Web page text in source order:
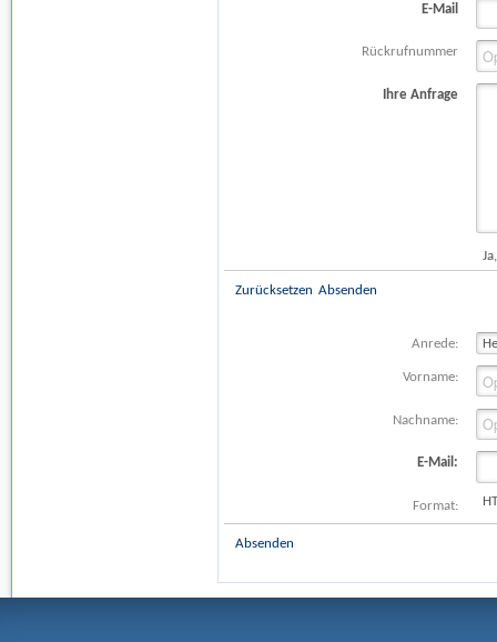
E-Mail
Rückrufnummer
Ihre Anfrage
Zurücksetzen Absenden
Anrede:
Vorname:
Nachname:
E-Mail:
Format:
Absenden